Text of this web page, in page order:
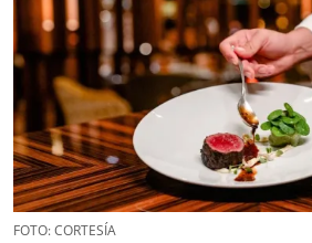
FOTO: CORTESÍA